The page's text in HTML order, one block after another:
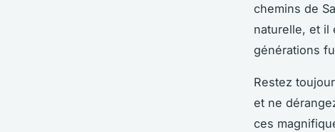
chemins de
naturelle, et il
générations
Restez
et ne
ces